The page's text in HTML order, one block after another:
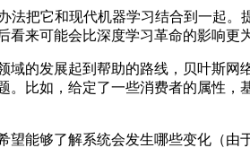
把它和现代机器学习结合到一起
来可能会比深度学习革命的影响更
的发展起到帮助的路线，贝叶斯
比如，给定了一些消费者的属性
够了解系统会发生哪些变化（由